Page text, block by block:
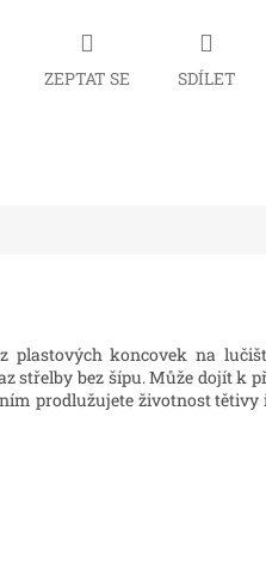
ZEPTAT SE SDÍLET
plastových koncovek na
střelby bez šípu. Může dojít k
prodlužujete životnost tětivy i